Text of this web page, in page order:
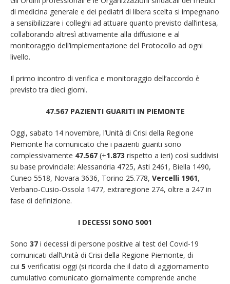
di medicina generale e dei pediatri di libera scelta si impegnano
a sensibilizzare i colleghi ad attuare quanto previsto dall’intesa,
collaborando altresì attivamente alla diffusione e al
monitoraggio dell’implementazione del Protocollo ad ogni
livello.
Il primo incontro di verifica e monitoraggio dell’accordo è
previsto tra dieci giorni.
47.567 PAZIENTI GUARITI IN PIEMONTE
Oggi, sabato 14 novembre, l’Unità di Crisi della Regione
Piemonte ha comunicato che i pazienti guariti sono
complessivamente 47.567 (+1.873 rispetto a ieri) così suddivisi
su base provinciale: Alessandria 4725, Asti 2461, Biella 1490,
Cuneo 5518, Novara 3636, Torino 25.778, Vercelli 1961,
Verbano-Cusio-Ossola 1477, extraregione 274, oltre a 247 in
fase di definizione.
I DECESSI SONO 5001
Sono 37 i decessi di persone positive al test del Covid-19
comunicati dall’Unità di Crisi della Regione Piemonte, di
cui 5 verificatisi oggi (si ricorda che il dato di aggiornamento
cumulativo comunicato giornalmente comprende anche